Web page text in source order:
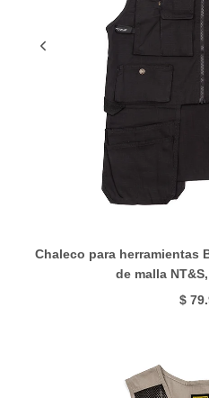
Chaleco para herramientas
de malla
$